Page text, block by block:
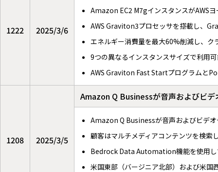
1222 2025/3/6
Amazon EC2 M7gインスタンスがAWS
AWS Graviton3プロセッサを搭載し、
エネルギー消費量を最大60%削減し、ク
9つの異なるインスタンスサイズで利用
AWS Graviton Fast Startプログラムと
1208 2025/3/5
Amazon Q Businessが音声およびビ
Amazon Q Businessが音声およびビデ
顧客はマルチメディアコンテンツを検索
Bedrock Data Automation機能を使用し
米国東部（バージニア北部）および米国